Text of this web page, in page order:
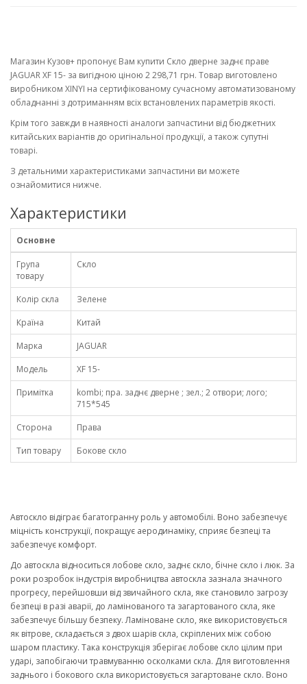
Магазин Кузов+ пропонує Вам купити Скло дверне заднє праве
JAGUAR XF 15- за вигідною ціною 2 298,71 грн. Товар виготовлено
виробником XINYI на сертифікованому сучасному автоматизованому
обладнанні з дотриманням всіх встановлених параметрів якості.
Крім того завжди в наявності аналоги запчастини від бюджетних
китайських варіантів до оригінальної продукції, а також супутні
товарі.
З детальними характеристиками запчастини ви можете
ознайомитися нижче.
Характеристики
Основне
Група
товару
Скло
Колір скла
Зелене
Країна
Китай
Марка
JAGUAR
Модель
XF 15-
Примітка
kombi; пра. заднє дверне ; зел.; 2 отвори; лого;
715*545
Сторона
Права
Тип товару
Бокове скло
Автоскло відіграє багатогранну роль у автомобілі. Воно забезпечує
міцність конструкції, покращує аеродинаміку, сприяє безпеці та
забезпечує комфорт.
До автоскла відноситься лобове скло, заднє скло, бічне скло і люк. За
роки розробок індустрія виробництва автоскла зазнала значного
прогресу, перейшовши від звичайного скла, яке становило загрозу
безпеці в разі аварії, до ламінованого та загартованого скла, яке
забезпечує більшу безпеку. Ламіноване скло, яке використовується
як вітрове, складається з двох шарів скла, скріплених між собою
шаром пластику. Така конструкція зберігає лобове скло цілим при
ударі, запобігаючи травмуванню осколками скла. Для виготовлення
заднього і бокового скла використовується загартоване скло. Воно